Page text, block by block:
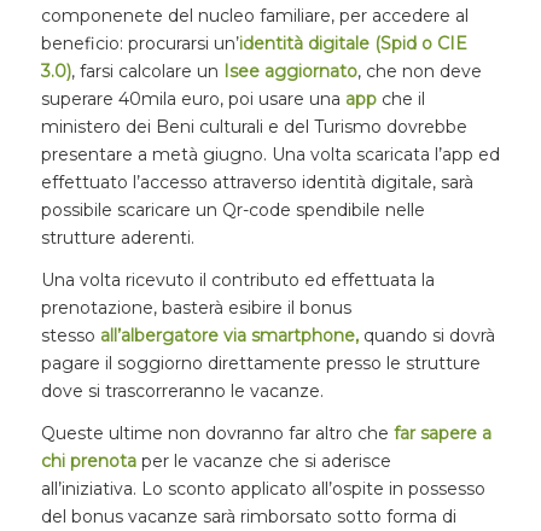
componenete del nucleo familiare, per accedere al
beneficio: procurarsi un’identità digitale (Spid o CIE
3.0), farsi calcolare un Isee aggiornato, che non deve
superare 40mila euro, poi usare una appche il
ministero dei Beni culturali e del Turismo dovrebbe
presentare a metà giugno. Una volta scaricata l’app ed
effettuato l’accesso attraverso identità digitale, sarà
possibile scaricare un Qr-code spendibile nelle
strutture aderenti.
Una volta ricevuto il contributo ed effettuata la
prenotazione, basterà esibire il bonus
stesso all’albergatore via smartphone,quando si dovrà
pagare il soggiorno direttamente presso le strutture
dove si trascorreranno le vacanze.
Queste ultime non dovranno far altro che far sapere a
chi prenotaper le vacanze che si aderisce
all’iniziativa. Lo sconto applicato all’ospite in possesso
del bonus vacanze sarà rimborsato sotto forma di